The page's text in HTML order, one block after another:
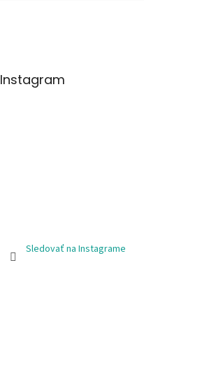
Instagram
Sledovať na Instagrame